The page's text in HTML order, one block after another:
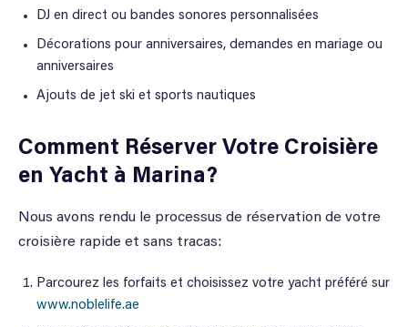
DJ en direct ou bandes sonores personnalisées
Décorations pour anniversaires, demandes en mariage ou
anniversaires
Ajouts de jet ski et sports nautiques
Comment Réserver Votre Croisière
en Yacht à Marina?
Nous avons rendu le processus de réservation de votre
croisière rapide et sans tracas:
Parcourez les forfaits et choisissez votre yacht préféré sur
www.noblelife.ae